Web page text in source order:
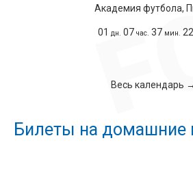
Академия футбола,
01 дн. 07 час. 37 мин. 21
Весь календарь →
Билеты на домашние